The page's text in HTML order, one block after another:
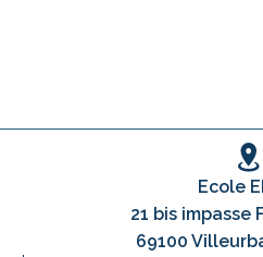
Ecole
21 bis impasse
69100